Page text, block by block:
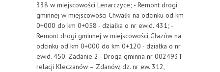
338 w miejscowości Lenarczyce; - Remont drogi
gminnej w miejscowości Chwałki na odcinku od km
0+000 do km 0+058 - działka o nr ewid. 431; -
Remont drogi gminnej w miejscowości Głazów na
odcinku od km 0+000 do km 0+120 - działka o nr
ewid. 450. Zadanie 2 - Droga gminna nr 002493T
relacji Kleczanów – Zdanów, dz. nr ew. 312,